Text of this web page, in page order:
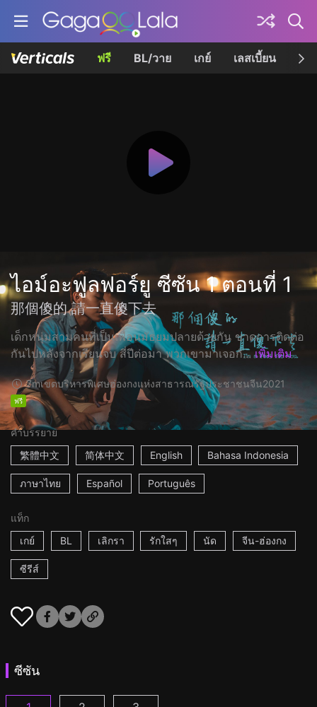
ฟรี BL/วาย เกย์ เลสเบี้ยน เค
ไอม์อะฟูลฟอร์ยู ซีซัน 1 ตอนที่ 1
那個傻的 請一直傻下去
เด็กหนุ่มสามคนที่เป็นเพื่อนมัธยมปลายด้วยกัน ขาดการติดต่อ
กันไปหลังจากเรียนจบ สี่ปีต่อมา พวกเขามาเจอกั... เพิ่มเติม
7mเขตบริหารพิเศษฮ่องกงแห่งสาธารณรัฐประชาชนจีน2021
ฟรี
คำบรรยาย
繁體中文
简体中文 English Bahasa Indonesia
ภาษาไทย Español Português
แท็ก
เกย์
BL เลิกรา รักใสๆ นัด จีน-ฮ่องกง
ซีรีส์
ซีซัน